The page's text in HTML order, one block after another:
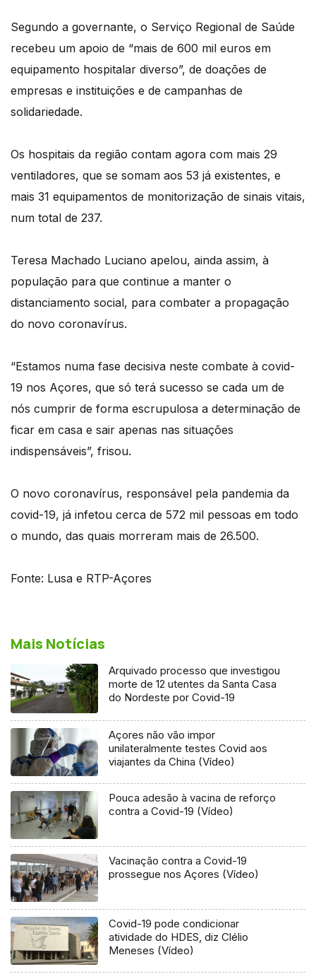
Segundo a governante, o Serviço Regional de Saúde
recebeu um apoio de “mais de 600 mil euros em
equipamento hospitalar diverso”, de doações de
empresas e instituições e de campanhas de
solidariedade.
Os hospitais da região contam agora com mais 29
ventiladores, que se somam aos 53 já existentes, e
mais 31 equipamentos de monitorização de sinais vitais,
num total de 237.
Teresa Machado Luciano apelou, ainda assim, à
população para que continue a manter o
distanciamento social, para combater a propagação
do novo coronavírus.
“Estamos numa fase decisiva neste combate à covid-
19 nos Açores, que só terá sucesso se cada um de
nós cumprir de forma escrupulosa a determinação de
ficar em casa e sair apenas nas situações
indispensáveis”, frisou.
O novo coronavírus, responsável pela pandemia da
covid-19, já infetou cerca de 572 mil pessoas em todo
o mundo, das quais morreram mais de 26.500.
Fonte: Lusa e RTP-Açores
Mais Notícias
Arquivado processo que investigou
morte de 12 utentes da Santa Casa
do Nordeste por Covid-19
Açores não vão impor
unilateralmente testes Covid aos
viajantes da China (Vídeo)
Pouca adesão à vacina de reforço
contra a Covid-19 (Vídeo)
Vacinação contra a Covid-19
prossegue nos Açores (Vídeo)
Covid-19 pode condicionar
atividade do HDES, diz Clélio
Meneses (Vídeo)